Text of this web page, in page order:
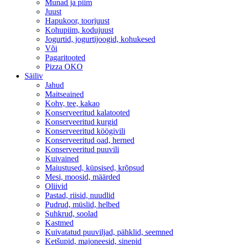
Munad ja piim
Juust
Hapukoor, toorjuust
Kohupiim, kodujuust
Jogurtid, jogurtijoogid, kohukesed
Või
Pagaritooted
Pizza OKO
Säiliv
Jahud
Maitseained
Kohv, tee, kakao
Konserveeritud kalatooted
Konserveeritud kurgid
Konserveeritud köögivili
Konserveeritud oad, herned
Konserveeritud puuvili
Kuivained
Maiustused, küpsised, krõpsud
Mesi, moosid, määrded
Oliivid
Pastad, riisid, nuudlid
Pudrud, müslid, helbed
Suhkrud, soolad
Kastmed
Kuivatatud puuviljad, pähklid, seemned
Ketšupid, majoneesid, sinepid